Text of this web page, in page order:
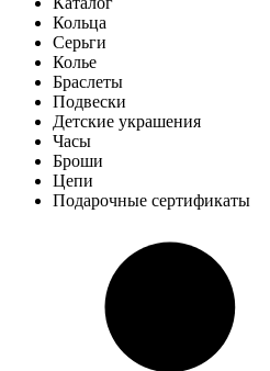
Кольца
Серьги
Колье
Браслеты
Подвески
Детские украшения
Часы
Броши
Цепи
Подарочные сертификаты